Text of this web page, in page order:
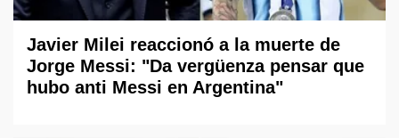
Javier Milei reaccionó a la muerte de
Jorge Messi: "Da vergüenza pensar que
hubo anti Messi en Argentina"